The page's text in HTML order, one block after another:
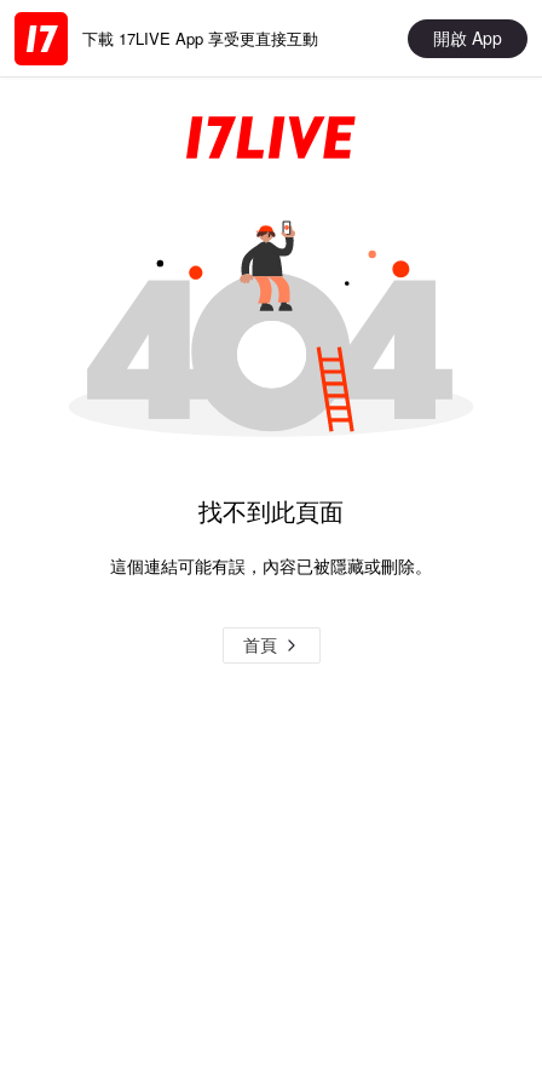
下載 17LIVE App 享受更直接互動 開啟 App
找不到此頁面
這個連結可能有誤，內容已被隱藏或刪除。
首頁